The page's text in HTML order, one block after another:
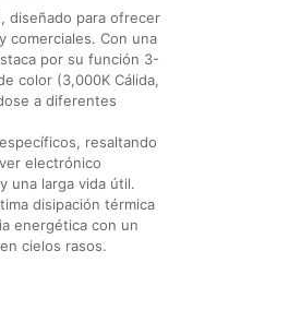
diseñado para ofrecer
comerciales. Con una
por su función 3-
color (3,000K Cálida,
a diferentes
resaltando
electrónico
una larga vida útil.
disipación térmica
energética con un
cielos rasos.